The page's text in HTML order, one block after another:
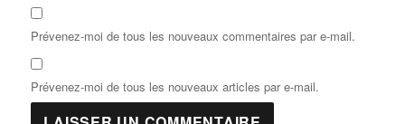
Prévenez-moi de tous les nouveaux commentaires par e-mail.
Prévenez-moi de tous les nouveaux articles par e-mail.